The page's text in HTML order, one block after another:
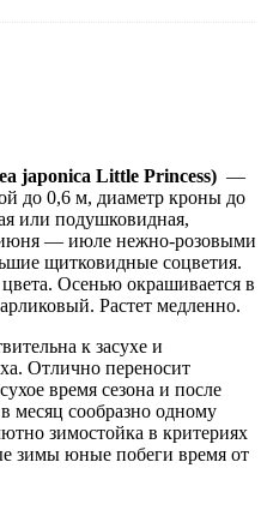
japonica Little Princess) —
до 0,6 м, диаметр кроны до
или подушковидная,
июня — июле нежно-розовыми
щитковидные соцветия.
Осенью окрашивается в
Растет медленно.
к засухе и
Отлично переносит
время сезона и после
месяц сообразно одному
зимостойка в критериях
зимы юные побеги время от